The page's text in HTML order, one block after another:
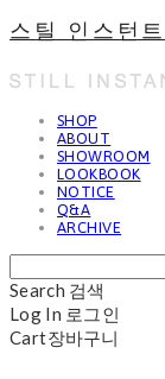
스틸 인스턴트
SHOP
ABOUT
SHOWROOM
LOOKBOOK
NOTICE
Q&A
ARCHIVE
Search 검색
Log In 로그인
Cart장바구니